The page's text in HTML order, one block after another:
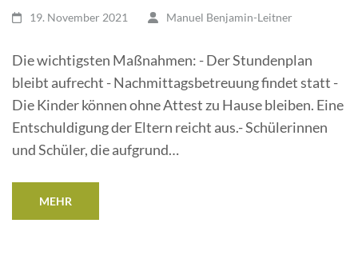
19. November 2021 Manuel Benjamin-Leitner
Die wichtigsten Maßnahmen: - Der Stundenplan
bleibt aufrecht - Nachmittagsbetreuung findet statt -
Die Kinder können ohne Attest zu Hause bleiben. Eine
Entschuldigung der Eltern reicht aus.- Schülerinnen
und Schüler, die aufgrund…
MEHR